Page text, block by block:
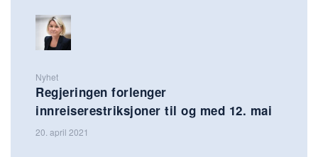
Nyhet
Regjeringen forlenger
innreiserestriksjoner til og med 12. mai
20. april 2021